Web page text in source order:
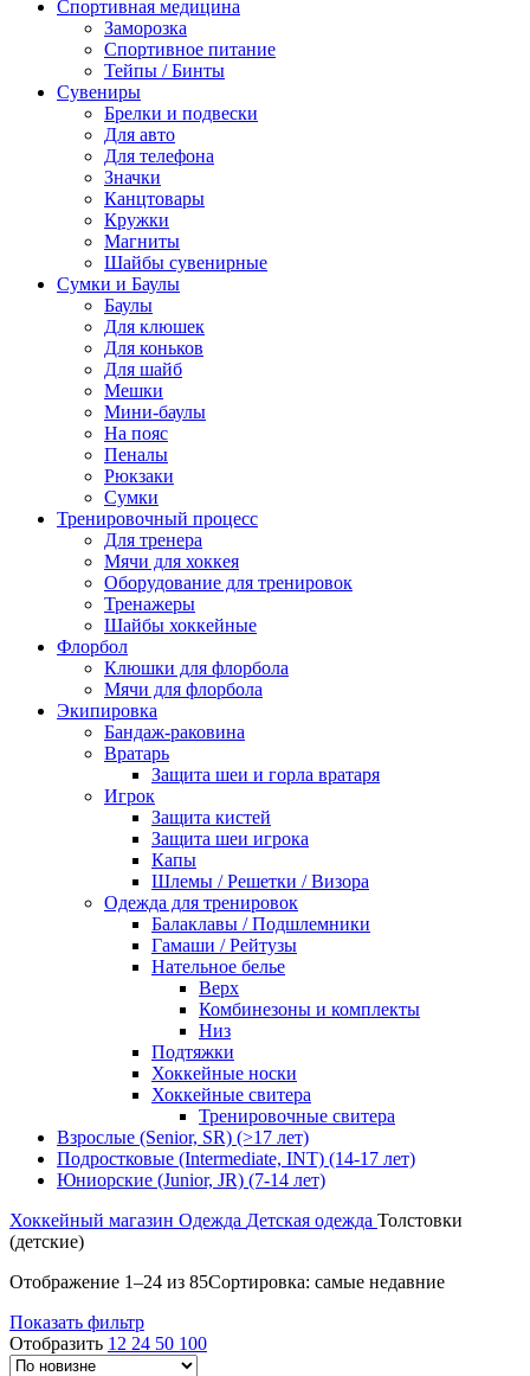
Спортивная медицина
Заморозка
Спортивное питание
Тейпы / Бинты
Сувениры
Брелки и подвески
Для авто
Для телефона
Значки
Канцтовары
Кружки
Магниты
Шайбы сувенирные
Сумки и Баулы
Баулы
Для клюшек
Для коньков
Для шайб
Мешки
Мини-баулы
На пояс
Пеналы
Рюкзаки
Сумки
Тренировочный процесс
Для тренера
Мячи для хоккея
Оборудование для тренировок
Тренажеры
Шайбы хоккейные
Флорбол
Клюшки для флорбола
Мячи для флорбола
Экипировка
Бандаж-раковина
Вратарь
Защита шеи и горла вратаря
Игрок
Защита кистей
Защита шеи игрока
Капы
Шлемы / Решетки / Визора
Одежда для тренировок
Балаклавы / Подшлемники
Гамаши / Рейтузы
Нательное белье
Верх
Комбинезоны и комплекты
Низ
Подтяжки
Хоккейные носки
Хоккейные свитера
Тренировочные свитера
Взрослые (Senior, SR) (>17 лет)
Подростковые (Intermediate, INT) (14-17 лет)
Юниорские (Junior, JR) (7-14 лет)
Хоккейный магазин Одежда Детская одежда Толстовки
(детские)
Отображение 1–24 из 85Сортировка: самые недавние
Показать фильтр
Отобразить 12 24 50 100